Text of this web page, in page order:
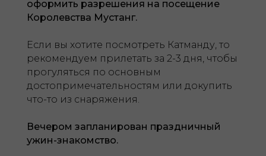
оформить разрешения на посещение
Королевства Мустанг.
Если вы хотите посмотреть Катманду, то
рекомендуем прилетать за 2-3 дня, чтобы
прогуляться по основным
достопримечательностям или докупить
что-то из снаряжения.
Вечером запланирован праздничный
ужин-знакомство.